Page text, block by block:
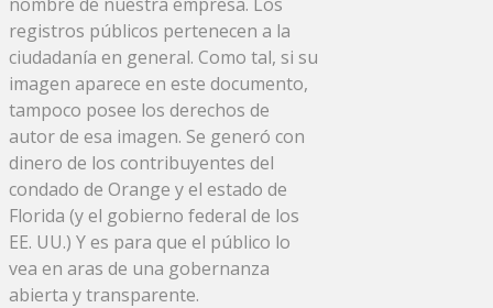
registros públicos pertenecen a la
ciudadanía en general. Como tal, si su
imagen aparece en este documento,
tampoco posee los derechos de
autor de esa imagen. Se generó con
dinero de los contribuyentes del
condado de Orange y el estado de
Florida (y el gobierno federal de los
EE. UU.) Y es para que el público lo
vea en aras de una gobernanza
abierta y transparente.